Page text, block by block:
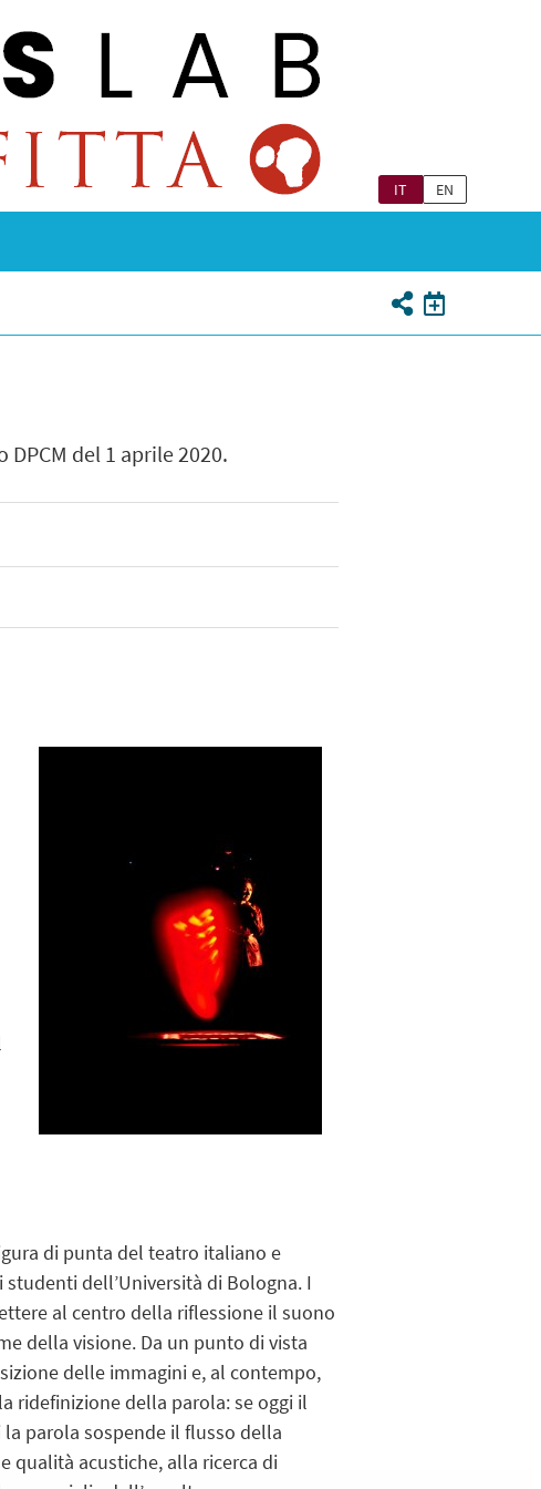
IT EN
del 1 aprile 2020.
di punta del teatro italiano e
dell’Università di Bologna. I
al centro della riflessione il suono
della visione. Da un punto di vista
delle immagini e, al contempo,
ridefinizione della parola: se oggi il
parola sospende il flusso della
qualità acustiche, alla ricerca di